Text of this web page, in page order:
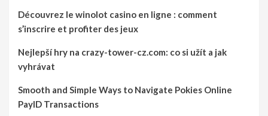
Découvrez le winolot casino en ligne : comment
s’inscrire et profiter des jeux
Nejlepší hry na crazy-tower-cz.com: co si užít a jak
vyhrávat
Smooth and Simple Ways to Navigate Pokies Online
PayID Transactions